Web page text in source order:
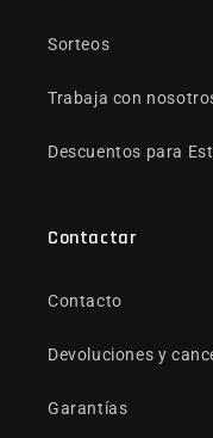
Sorteos
Trabaja con
Descuentos para
Contactar
Contacto
Devoluciones y
Garantías